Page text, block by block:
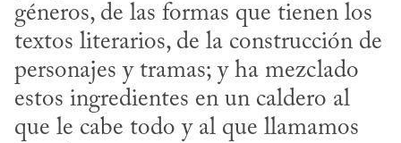
géneros, de las formas que tienen los
textos literarios, de la construcción de
personajes y tramas; y ha mezclado
estos ingredientes en un caldero al